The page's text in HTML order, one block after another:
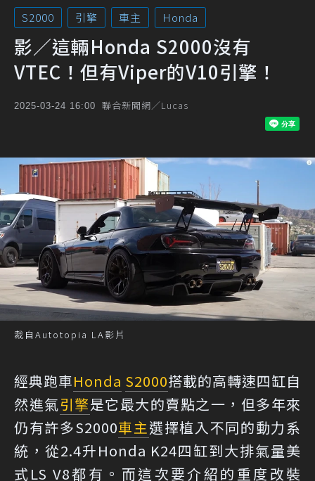
S2000 引擎 車主 Honda
影／這輛Honda S2000沒有
VTEC！但有Viper的V10引擎！
2025-03-24 16:00 聯合新聞網／Lucas
裁自Autotopia LA影片
經典跑車Honda S2000搭載的高轉速四缸自
然進氣引擎是它最大的賣點之一，但多年來
仍有許多S2000車主選擇植入不同的動力系
統，從2.4升Honda K24四缸到大排氣量美
式LS V8都有。而這次要介紹的重度改裝